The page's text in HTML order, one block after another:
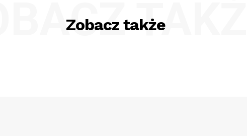
Zobacz takżeTAKŻE